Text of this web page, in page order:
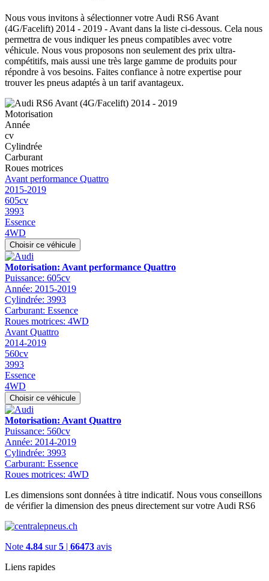
Nous vous invitons à sélectionner votre Audi RS6 Avant
(4G/Facelift) 2014 - 2019 - Avant dans la liste ci-dessous. Cela nous
permettra de vous indiquer les pneus compatibles avec votre
véhicule. Nous vous proposons non seulement des prix ultra-
compétitifs, mais aussi une très large gamme de produits pour
répondre à vos besoins. Faites confiance à notre expertise pour
trouver les pneus adaptés à un tarif avantageux.
Motorisation
Année
cv
Cylindrée
Carburant
Roues motrices
Avant performance Quattro
2015-2019
605cv
3993
Essence
4WD
Choisir ce véhicule
Motorisation: Avant performance Quattro
Puissance: 605cv
Année: 2015-2019
Cylindrée: 3993
Carburant: Essence
Roues motrices: 4WD
Avant Quattro
2014-2019
560cv
3993
Essence
4WD
Choisir ce véhicule
Motorisation: Avant Quattro
Puissance: 560cv
Année: 2014-2019
Cylindrée: 3993
Carburant: Essence
Roues motrices: 4WD
Les dimensions sont données à titre indicatif. Nous vous conseillons
de vérifier la dimension des pneus directement sur votre Audi RS6
Note 4.84 sur5 | 66473 avis
Liens rapides